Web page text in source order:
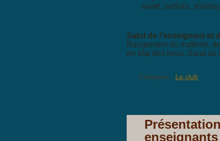
santé, seifuku,
Salut de l’enseignant et
Rangement du matériel,
en état des lieux. Salut du
Catégorie : Le club
enseignants